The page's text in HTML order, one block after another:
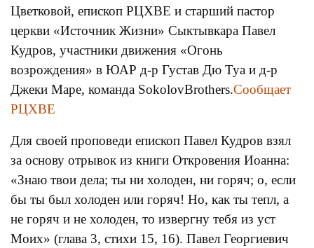
Цветковой, епископ РЦХВЕ и старший пастор
церкви «Источник Жизни» Сыктывкара Павел
Кудров, участники движения «Огонь
возрождения» в ЮАР д-р Густав Дю Туа и д-р
Джеки Маре, команда SokolovBrothers.Сообщает
РЦХВЕ
Для своей проповеди епископ Павел Кудров взял
за основу отрывок из книги Откровения Иоанна:
«Знаю твои дела; ты ни холоден, ни горяч; о, если
бы ты был холоден или горяч! Но, как ты тепл, а
не горяч и не холоден, то извергну тебя из уст
Моих» (глава 3, стихи 15, 16). Павел Георгиевич